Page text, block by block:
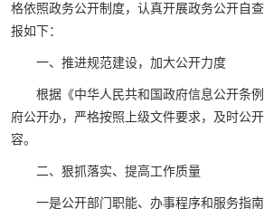
格依照政务公开制度，认真开展政务公开自
报如下：
一、推进规范建设，加大公开力度
根据《中华人民共和国政府信息公开条
府公开办，严格按照上级文件要求，及时公
容。
二、狠抓落实、提高工作质量
一是公开部门职能、办事程序和服务指